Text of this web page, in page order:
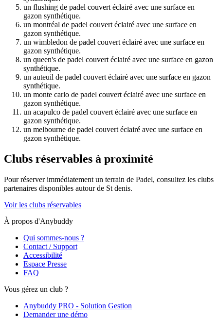
un flushing de padel couvert éclairé avec une surface en
gazon synthétique.
un montréal de padel couvert éclairé avec une surface en
gazon synthétique.
un wimbledon de padel couvert éclairé avec une surface en
gazon synthétique.
un queen's de padel couvert éclairé avec une surface en gazon
synthétique.
un auteuil de padel couvert éclairé avec une surface en gazon
synthétique.
un monte carlo de padel couvert éclairé avec une surface en
gazon synthétique.
un acapulco de padel couvert éclairé avec une surface en
gazon synthétique.
un melbourne de padel couvert éclairé avec une surface en
gazon synthétique.
Clubs réservables à proximité
Pour réserver immédiatement un terrain de Padel, consultez les clubs
partenaires disponibles autour de St denis.
Voir les clubs réservables
À propos d'Anybuddy
Qui sommes-nous ?
Contact / Support
Accessibilité
Espace Presse
FAQ
Vous gérez un club ?
Anybuddy PRO - Solution Gestion
Demander une démo